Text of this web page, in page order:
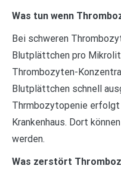
Was tun wenn
Bei schweren
Blutplättchen pro
Thrombozyten-
Blutplättchen schnell
Thrmbozytopenie erfolgt
Krankenhaus. Dort
werden.
Was zerstört